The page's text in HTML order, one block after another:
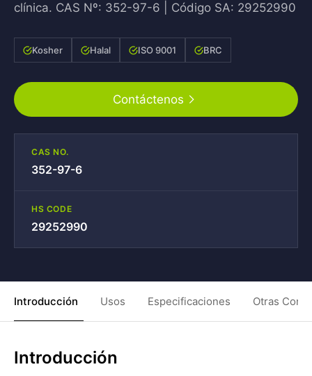
clínica. CAS Nº: 352-97-6 | Código SA: 29252990
Kosher Halal ISO 9001 BRC
Contáctenos
CAS NO.
352-97-6
HS CODE
29252990
Introducción Usos Especificaciones Otras
Introducción